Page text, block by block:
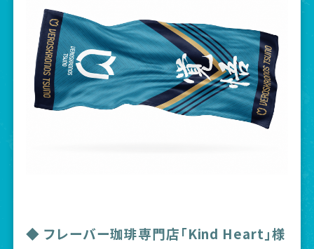
◆ フレーバー珈琲専門店「Kind Heart」様